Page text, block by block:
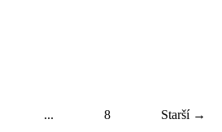
... 8 Starší →